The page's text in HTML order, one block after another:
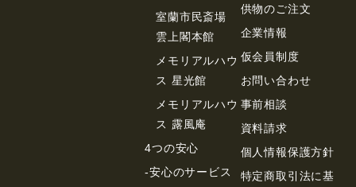
室蘭市民斎場
雲上閣本館
メモリアルハウ
ス 星光館
メモリアルハウ
ス 露風庵
4つの安心
-安心のサービス
供物のご注⽂
企業情報
仮会員制度
お問い合わせ
事前相談
資料請求
個⼈情報保護⽅針
特定商取引法に基